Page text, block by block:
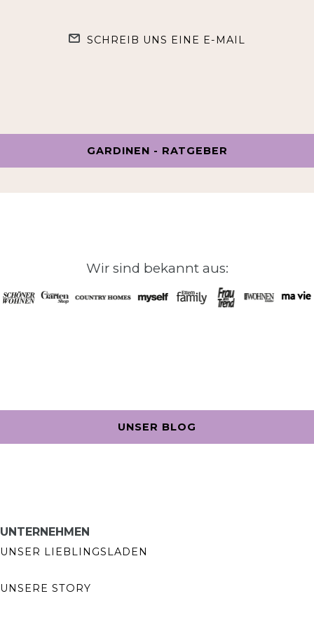
SCHREIB UNS EINE E-MAIL
GARDINEN - RATGEBER
Wir sind bekannt aus:
UNSER BLOG
UNTERNEHMEN
UNSER LIEBLINGSLADEN
UNSERE STORY